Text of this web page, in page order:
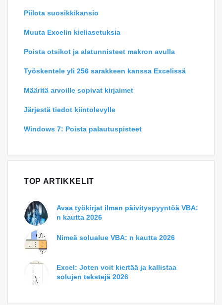
Piilota suosikkikansio
Muuta Excelin kieliasetuksia
Poista otsikot ja alatunnisteet makron avulla
Työskentele yli 256 sarakkeen kanssa Excelissä
Määritä arvoille sopivat kirjaimet
Järjestä tiedot kiintolevylle
Windows 7: Poista palautuspisteet
TOP ARTIKKELIT
Avaa työkirjat ilman päivityspyyntöä VBA:
n kautta 2026
Nimeä solualue VBA: n kautta 2026
Excel: Joten voit kiertää ja kallistaa
solujen tekstejä 2026